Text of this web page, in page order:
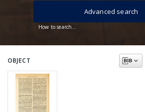
How to search...
Advanced search
OBJECT